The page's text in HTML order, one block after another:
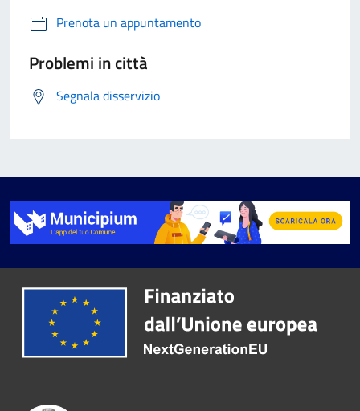
Prenota un appuntamento
Problemi in città
Segnala disservizio